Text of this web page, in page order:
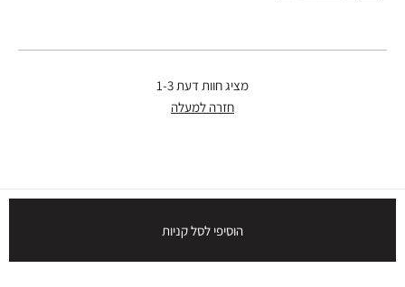
מציג חוות דעת 1-3
חזרה למעלה
הוסיפי לסל קניות